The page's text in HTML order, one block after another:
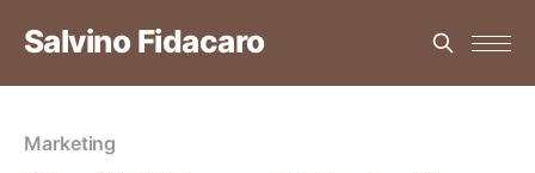
Salvino Fidacaro
Marketing